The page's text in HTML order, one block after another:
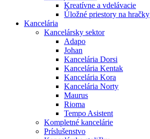
Kreatívne a vdelávacie
Úložné priestory na hračky
Kancelária
Kancelársky sektor
Adapo
Johan
Kancelária Dorsi
Kancelária Kentak
Kancelária Kora
Kancelária Norty
Maurus
Rioma
Tempo Asistent
Kompletné kancelárie
Príslušenstvo